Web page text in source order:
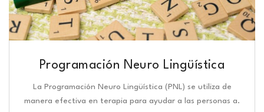
Programación Neuro Lingüística​
La Programación Neuro Lingüística (PNL) se utiliza de
manera efectiva en terapia para ayudar a las personas a.